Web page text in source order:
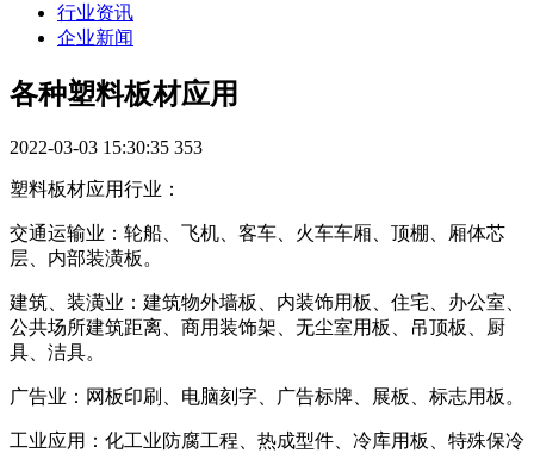
行业资讯
企业新闻
各种塑料板材应用
2022-03-03 15:30:35 353
塑料板材应用行业：
交通运输业：轮船、飞机、客车、火车车厢、顶棚、厢体芯
层、内部装潢板。
建筑、装潢业：建筑物外墙板、内装饰用板、住宅、办公室、
公共场所建筑距离、商用装饰架、无尘室用板、吊顶板、厨
具、洁具。
广告业：网板印刷、电脑刻字、广告标牌、展板、标志用板。
工业应用：化工业防腐工程、热成型件、冷库用板、特殊保冷